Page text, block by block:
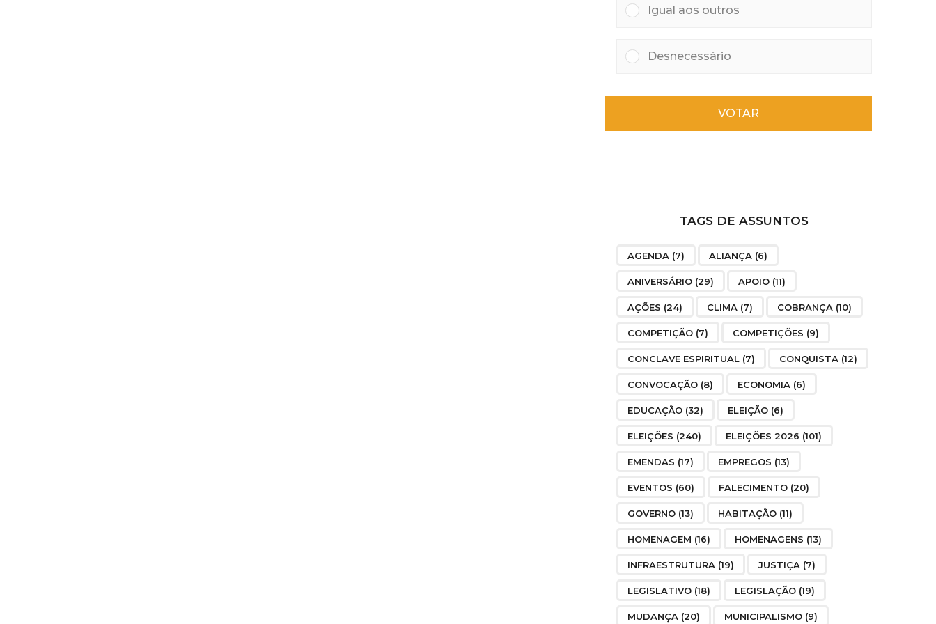
Igual aos outros
Desnecessário
VOTAR
TAGS DE ASSUNTOS
AGENDA (7) ALIANÇA (6)
ANIVERSÁRIO (29) APOIO (11)
AÇÕES (24) CLIMA (7) COBRANÇA (10)
COMPETIÇÃO (7) COMPETIÇÕES (9)
CONCLAVE ESPIRITUAL (7) CONQUISTA (12)
CONVOCAÇÃO (8) ECONOMIA (6)
EDUCAÇÃO (32) ELEIÇÃO (6)
ELEIÇÕES (240) ELEIÇÕES 2026 (101)
EMENDAS (17) EMPREGOS (13)
EVENTOS (60) FALECIMENTO (20)
GOVERNO (13) HABITAÇÃO (11)
HOMENAGEM (16) HOMENAGENS (13)
INFRAESTRUTURA (19) JUSTIÇA (7)
LEGISLATIVO (18) LEGISLAÇÃO (19)
MUDANÇA (20) MUNICIPALISMO (9)